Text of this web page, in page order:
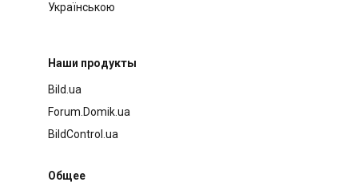
Українською
Наши продукты
Bild.ua
Forum.Domik.ua
BildControl.ua
Общее